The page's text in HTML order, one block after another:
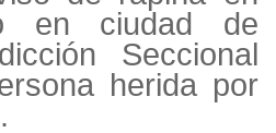
en ciudad de
Seccional
herida por